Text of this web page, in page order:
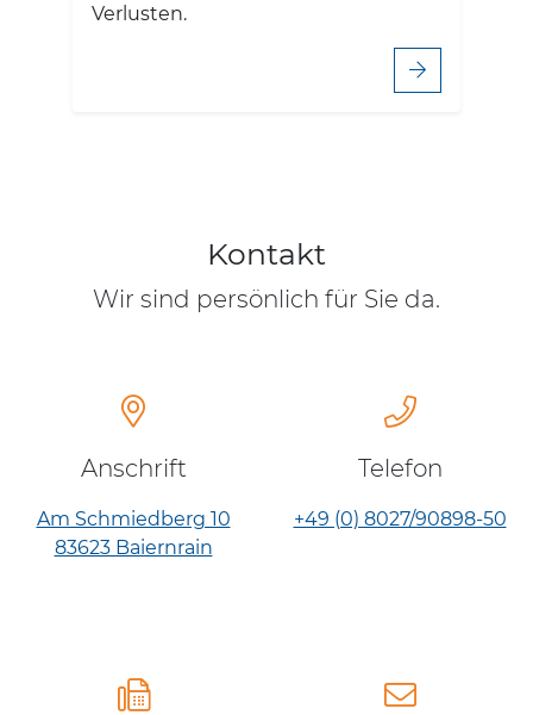
Verlusten.
Kontakt
Wir sind persönlich für Sie da.
Anschrift
Am Schmiedberg 10
83623 Baiernrain
Telefon
+49 (0) 8027/90898-50